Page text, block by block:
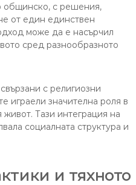
общинско, с решения,
от един единствен
може да е насърчил
сред разнообразното
с религиозни
играели значителна роля в
Тази интеграция на
социалната структура и
и тяхното